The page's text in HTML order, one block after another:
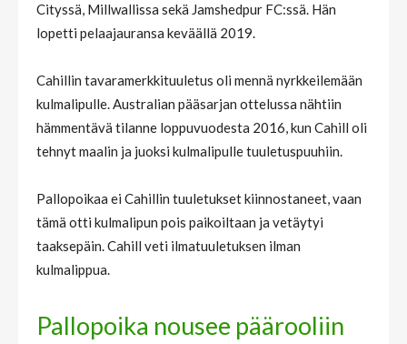
Cityssä, Millwallissa sekä Jamshedpur FC:ssä. Hän
lopetti pelaajauransa keväällä 2019.
Cahillin tavaramerkkituuletus oli mennä nyrkkeilemään
kulmalipulle. Australian pääsarjan ottelussa nähtiin
hämmentävä tilanne loppuvuodesta 2016, kun Cahill oli
tehnyt maalin ja juoksi kulmalipulle tuuletuspuuhiin.
Pallopoikaa ei Cahillin tuuletukset kiinnostaneet, vaan
tämä otti kulmalipun pois paikoiltaan ja vetäytyi
taaksepäin. Cahill veti ilmatuuletuksen ilman
kulmalippua.
Pallopoika nousee päärooliin